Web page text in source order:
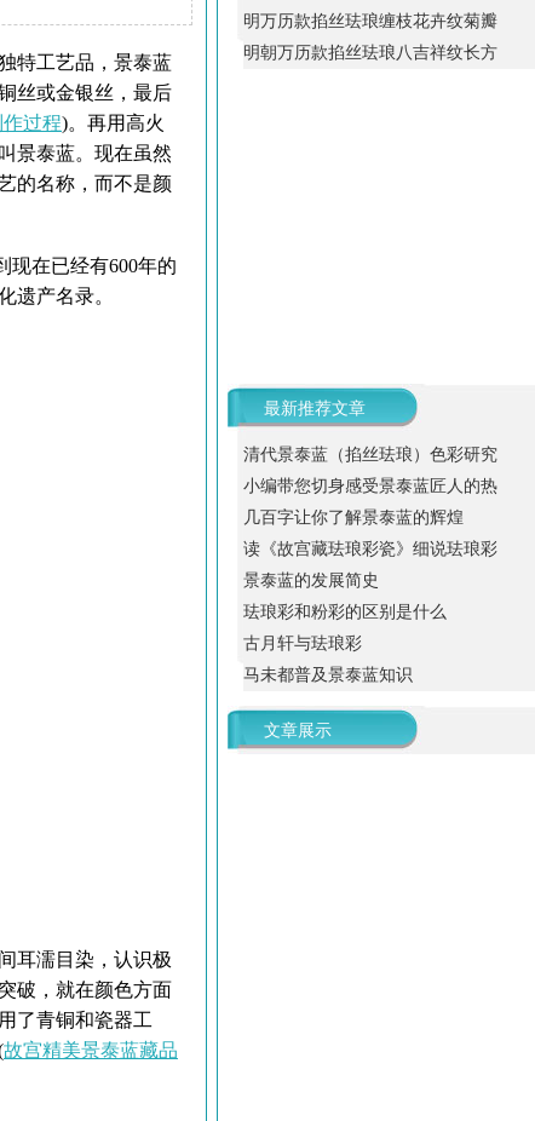
特工艺品，景泰蓝
丝或金银丝，最后
过程)。再用高火
景泰蓝。现在虽然
的名称，而不是颜
在已经有600年的
遗产名录。
耳濡目染，认识极
破，就在颜色方面
了青铜和瓷器工
故宫精美景泰蓝藏品
明万历款掐丝珐琅缠枝花卉纹菊瓣
明朝万历款掐丝珐琅八吉祥纹长方
最新推荐文章
清代景泰蓝（掐丝珐琅）色彩研究
小编带您切身感受景泰蓝匠人的热
几百字让你了解景泰蓝的辉煌
读《故宫藏珐琅彩瓷》细说珐琅彩
景泰蓝的发展简史
珐琅彩和粉彩的区别是什么
古月轩与珐琅彩
马未都普及景泰蓝知识
文章展示